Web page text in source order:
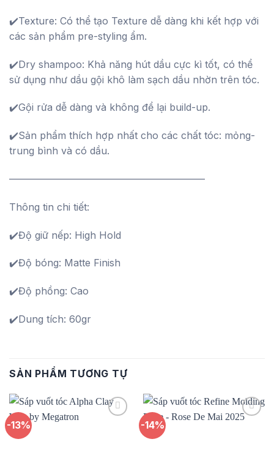
✔️Texture: Có thể tạo Texture dễ dàng khi kết hợp với
các sản phẩm pre-styling ẩm.
✔️Dry shampoo: Khả năng hút dầu cực kì tốt, có thể
sử dụng như dầu gội khô làm sạch dầu nhờn trên tóc.
✔️Gội rửa dễ dàng và không để lại build-up.
✔️Sản phẩm thích hợp nhất cho các chất tóc: mỏng-
trung bình và có dầu.
————————————————————
Thông tin chi tiết:
✔️Độ giữ nếp: High Hold
✔️Độ bóng: Matte Finish
✔️Độ phồng: Cao
✔️Dung tích: 60gr
SẢN PHẨM TƯƠNG TỰ
-13% -14%